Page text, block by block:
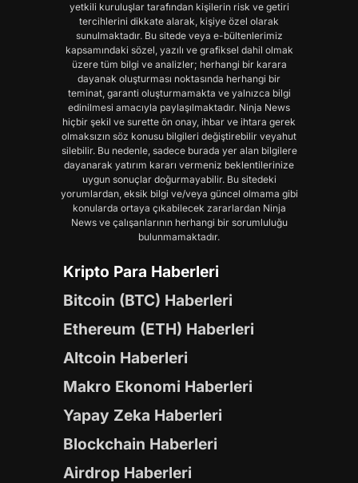
yetkili kuruluşlar tarafından kişilerin risk ve getiri
tercihlerini dikkate alarak, kişiye özel olarak
sunulmaktadır. Bu sitede veya e-bültenlerimiz
kapsamındaki sözel, yazılı ve grafiksel dahil olmak
üzere tüm bilgi ve analizler; herhangi bir karara
dayanak oluşturması noktasında herhangi bir
teminat, garanti oluşturmamakta ve yalnızca bilgi
edinilmesi amacıyla paylaşılmaktadır. Ninja News
hiçbir şekil ve surette ön onay, ihbar ve ihtara gerek
olmaksızın söz konusu bilgileri değiştirebilir veyahut
silebilir. Bu nedenle, sadece burada yer alan bilgilere
dayanarak yatırım kararı vermeniz beklentilerinize
uygun sonuçlar doğurmayabilir. Bu sitedeki
yorumlardan, eksik bilgi ve/veya güncel olmama gibi
konularda ortaya çıkabilecek zararlardan Ninja
News ve çalışanlarının herhangi bir sorumluluğu
bulunmamaktadır.
Kripto Para Haberleri
Bitcoin (BTC) Haberleri
Ethereum (ETH) Haberleri
Altcoin Haberleri
Makro Ekonomi Haberleri
Yapay Zeka Haberleri
Blockchain Haberleri
Airdrop Haberleri